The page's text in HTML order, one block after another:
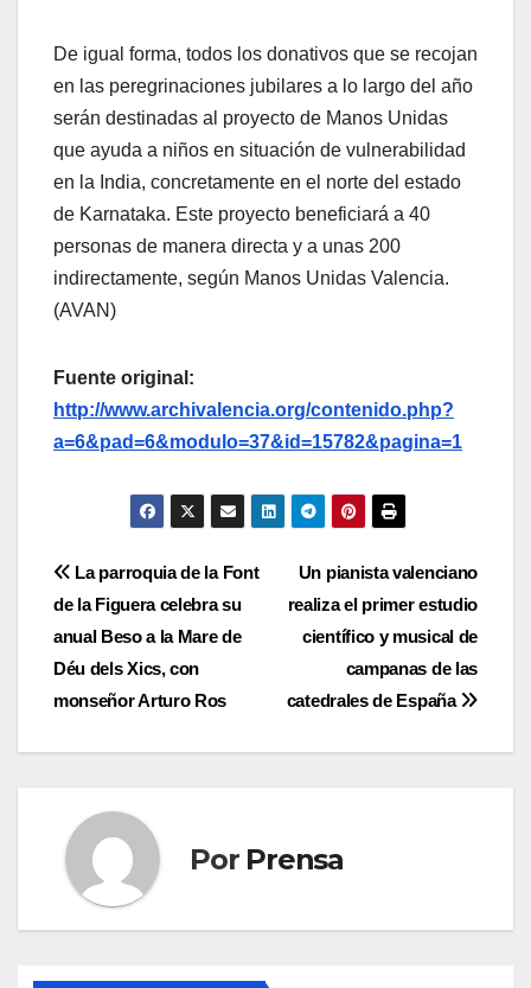
De igual forma, todos los donativos que se recojan
en las peregrinaciones jubilares a lo largo del año
serán destinadas al proyecto de Manos Unidas
que ayuda a niños en situación de vulnerabilidad
en la India, concretamente en el norte del estado
de Karnataka. Este proyecto beneficiará a 40
personas de manera directa y a unas 200
indirectamente, según Manos Unidas Valencia.
(AVAN)
Fuente original:
http://www.archivalencia.org/contenido.php?
a=6&pad=6&modulo=37&id=15782&pagina=1
Navegación
de
entradas
Un pianista valenciano
realiza el primer estudio
científico y musical de
campanas de las
catedrales de España
La parroquia de la Font
de la Figuera celebra su
anual Beso a la Mare de
Déu dels Xics, con
monseñor Arturo Ros
Por Prensa